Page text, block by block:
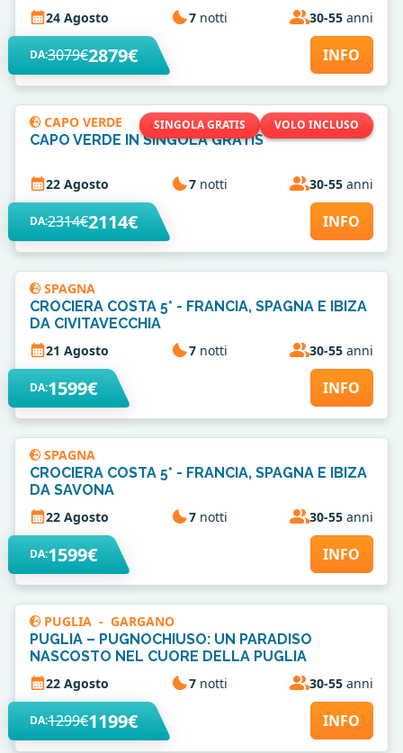
24 Agosto
7 notti 30-55 anni
DA:3079€2879€ INFO
SINGOLA GRATIS VOLO INCLUSO
CAPO VERDE
CAPO VERDE IN SINGOLA GRATIS
22 Agosto 7 notti 30-55 anni
DA:2314€2114€ INFO
SPAGNA
CROCIERA COSTA 5* - FRANCIA, SPAGNA E IBIZA
DA CIVITAVECCHIA
21 Agosto
7 notti 30-55 anni
DA:1599€ INFO
SPAGNA
CROCIERA COSTA 5* - FRANCIA, SPAGNA E IBIZA
DA SAVONA
22 Agosto
7 notti 30-55 anni
DA:1599€ INFO
PUGLIA - GARGANO
PUGLIA – PUGNOCHIUSO: UN PARADISO
NASCOSTO NEL CUORE DELLA PUGLIA
22 Agosto
7 notti 30-55 anni
DA:1299€1199€ INFO